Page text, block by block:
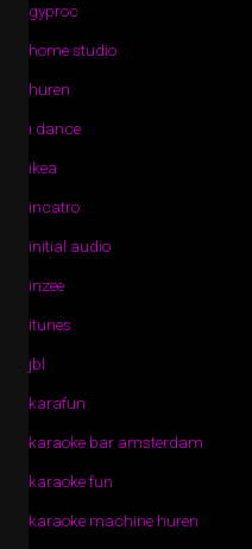
gyproc
home studio
huren
i dance
ikea
incatro
initial audio
inzee
itunes
jbl
karafun
karaoke bar amsterdam
karaoke fun
karaoke machine huren